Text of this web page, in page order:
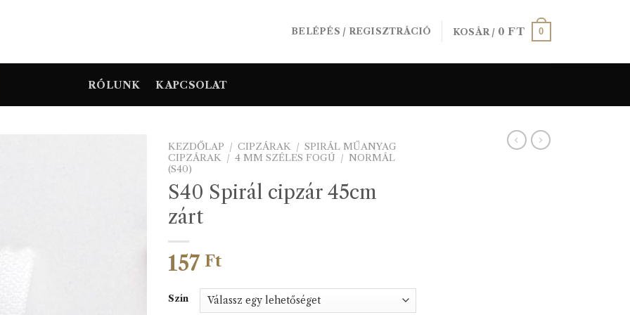
BELÉPÉS / REGISZTRÁCIÓ KOSÁR / 0FT 0
RÓLUNK KAPCSOLAT
KEZDŐLAP / CIPZÁRAK / SPIRÁL MŰANYAG
CIPZÁRAK / 4 MM SZÉLES FOGÚ / NORMÁL
(S40)
S40 Spirál cipzár 45cm
zárt
157 Ft
Szín